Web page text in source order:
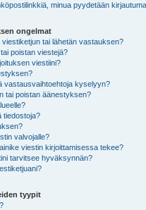
minua pyydetään
ongelmat
viestiketjun tai lähetän vastauksen?
poistan viestejä?
viestiini?
vastausvaihtoehtoja kyselyyn?
tai poistan äänestyksen?
tiedostoja?
valvojalle?
viestin kirjoittamisessa tekee?
tarvitsee hyväksynnän?
tyypit